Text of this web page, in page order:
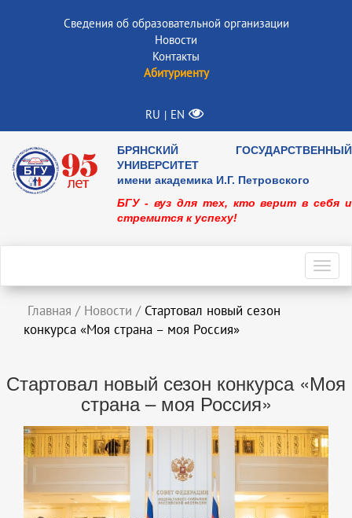
Сведения об образовательной организации
Новости
Контакты
Абитуриенту
RU | EN
БРЯНСКИЙ ГОСУДАРСТВЕННЫЙ
УНИВЕРСИТЕТ
имени академика И.Г. Петровского
БГУ - вуз для тех, кто верит в себя и
стремится к успеху!
Главная / Новости / Стартовал новый сезон
конкурса «Моя страна – моя Россия»
Стартовал новый сезон конкурса «Моя
страна – моя Россия»